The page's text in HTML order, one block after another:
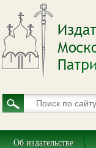
Об издательстве